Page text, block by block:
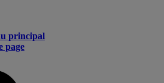
principal
page